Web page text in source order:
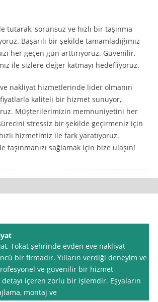
sorunsuz ve hızlı bir taşınma
Başarılı bir şekilde tamamladığımız
her geçen gün arttırıyoruz. Güvenilir,
ile sizlere değer katmayı hedefliyoruz.
nakliyat hizmetlerinde lider olmanın
kaliteli bir hizmet sunuyor,
Müşterilerimizin memnuniyetini her
stressiz bir şekilde geçirmeniz için
hizmetimiz ile fark yaratıyoruz.
sağlamak için bize ulaşın!
Tokat şehrinde evden eve nakliyat
bir firmadır. Yılların verdiği deneyim ve
ve güvenilir bir hizmet
içeren zorlu bir işlemdir. Eşyaların
montaj ve